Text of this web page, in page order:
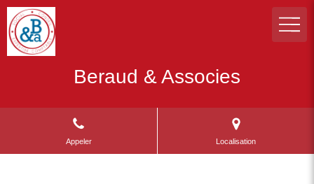
Beraud & Associes
Appeler Localisation